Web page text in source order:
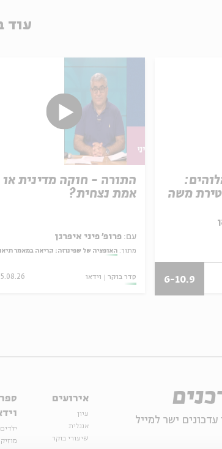
עוד
התורה - חוקה מדינית או
אמת נצחית?
עם: פרופ' פיני איפרגן
מתוך: האופציה של שפינוזה: קריאה במאמר
סדר בוקר וידאו
משה
6-10.9
עדכונים ישר למייל
אירועים
עיון
אנגלית
שיעורי בוקר
ילדים